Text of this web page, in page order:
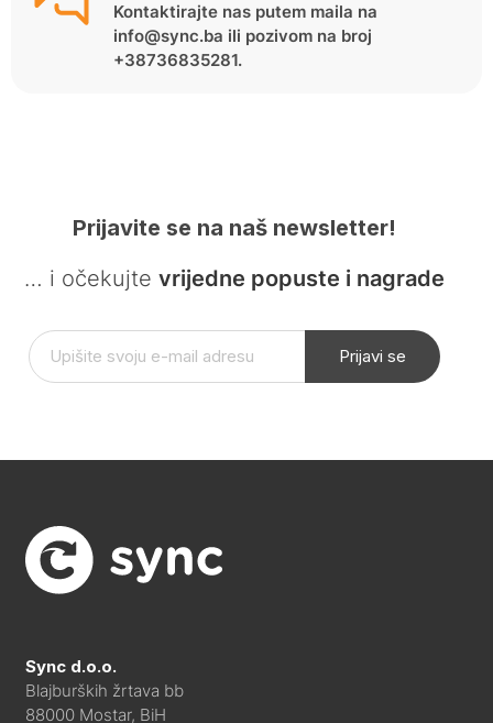
Kontaktirajte nas putem maila na
info@sync.ba ili pozivom na broj
+38736835281.
Prijavite se na naš newsletter!
… i očekujte vrijedne popuste i nagrade
Prijavi se
Sync d.o.o.
Blajburških žrtava bb
88000 Mostar, BiH